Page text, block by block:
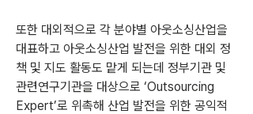
또한 대외적으로 각 분야별 아웃소싱산업을
대표하고 아웃소싱산업 발전을 위한 대외 정
책 및 지도 활동도 맡게 되는데 정부기관 및
관련연구기관을 대상으로 ‘Outsourcing
Expert’로 위촉해 산업 발전을 위한 공익적